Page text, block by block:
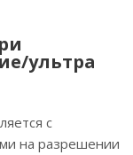
ультра
с
на разрешении